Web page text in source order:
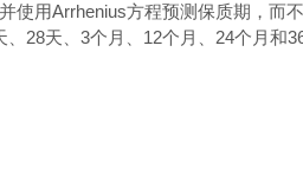
使用Arrhenius方程预测保质期，而
、 28天、 3个月、 12个月、 24个月和